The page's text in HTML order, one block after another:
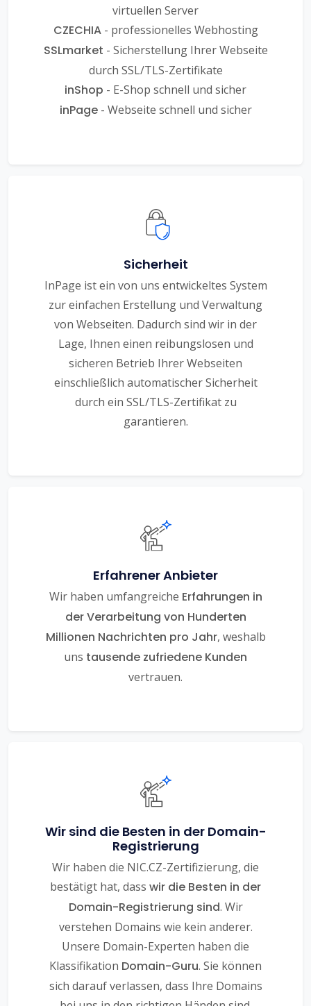
virtuellen Server
CZECHIA- professionelles Webhosting
SSLmarket - Sicherstellung Ihrer Webseite
durch SSL/TLS-Zertifikate
inShop - E-Shop schnell und sicher
inPage- Webseite schnell und sicher
Sicherheit
InPage ist ein von uns entwickeltes System
zur einfachen Erstellung und Verwaltung
von Webseiten. Dadurch sind wir in der
Lage, Ihnen einen reibungslosen und
sicheren Betrieb Ihrer Webseiten
einschließlich automatischer Sicherheit
durch ein SSL/TLS-Zertifikat zu
garantieren.
Erfahrener Anbieter
Wir haben umfangreiche Erfahrungen in
der Verarbeitung von Hunderten
Millionen Nachrichten pro Jahr, weshalb
uns tausende zufriedene Kunden
vertrauen.
Wir sind die Besten in der Domain-
Registrierung
Wir haben die NIC.CZ-Zertifizierung, die
bestätigt hat, dass wir die Besten in der
Domain-Registrierung sind. Wir
verstehen Domains wie kein anderer.
Unsere Domain-Experten haben die
Klassifikation Domain-Guru. Sie können
sich darauf verlassen, dass Ihre Domains